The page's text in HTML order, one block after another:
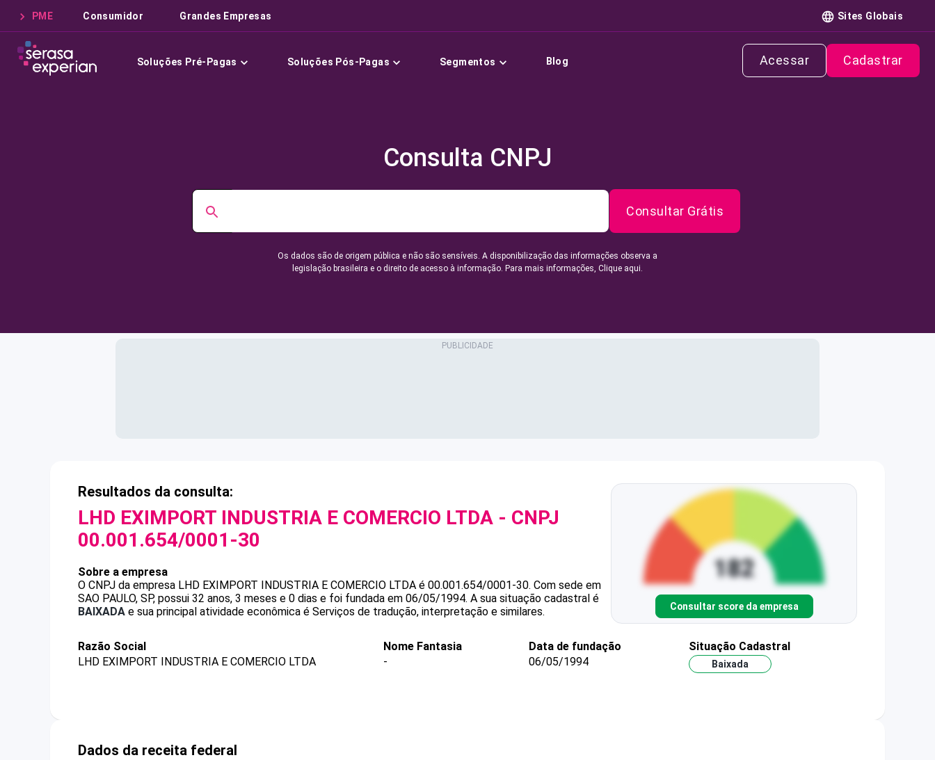
PME Consumidor Grandes Empresas Sites Globais
Soluções Pré-Pagas Soluções Pós-Pagas Segmentos Blog Acessar Cadastrar
Consulta CNPJ
Consultar Grátis
Os dados são de origem pública e não são sensíveis. A disponibilização das informações observa a
legislação brasileira e o direito de acesso à informação. Para mais informações, Clique aqui.
Resultados da consulta:
LHD EXIMPORT INDUSTRIA E COMERCIO LTDA - CNPJ
00.001.654/0001-30
Sobre a empresa
O CNPJ da empresa LHD EXIMPORT INDUSTRIA E COMERCIO LTDA é 00.001.654/0001-30. Com sede em
SAO PAULO, SP, possui 32 anos, 3 meses e 0 dias e foi fundada em 06/05/1994. A sua situação cadastral é
BAIXADA e sua principal atividade econômica é Serviços de tradução, interpretação e similares. Consultar score da empresa
Razão Social
LHD EXIMPORT INDUSTRIA E COMERCIO LTDA
Nome Fantasia
-
Data de fundação
06/05/1994
Situação Cadastral
Baixada
Dados da receita federal